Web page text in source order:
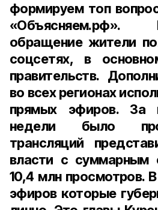
формируем топ
обращение жители
соцсетях, в
правительств.
во всех регионах
прямых эфиров. За
недели было
трансляций
власти с суммарным
10,4 млн просмотров.
эфиров которые